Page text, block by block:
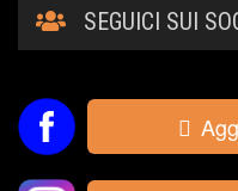
SEGUICI SUI